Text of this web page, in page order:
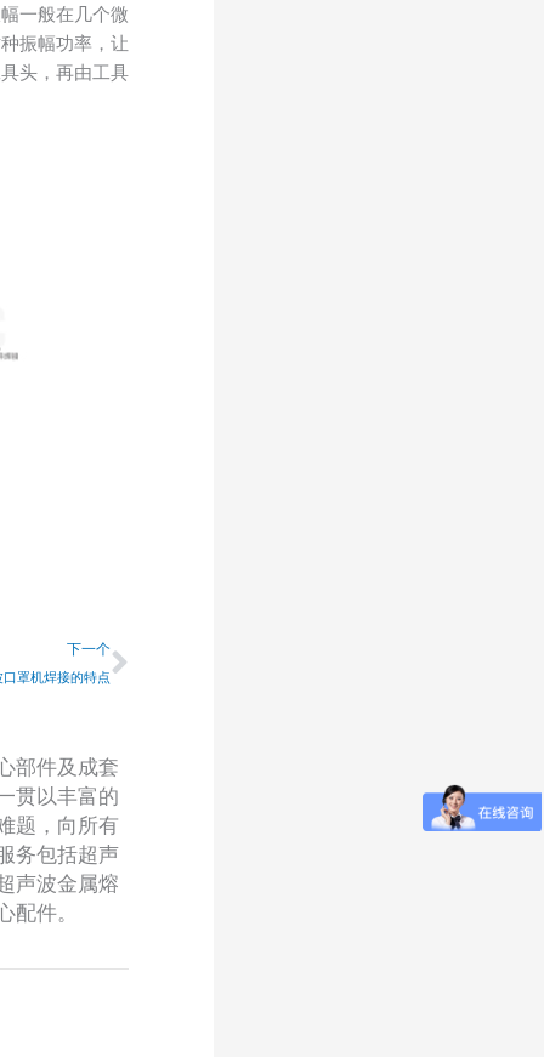
一般在几个微
振幅功率，让
头，再由工具
下一个
口罩机焊接的特点
下一个
部件及成套
贯以丰富的
题，向所有
务包括超声
声波金属熔
件。